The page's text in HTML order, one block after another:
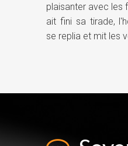
plaisanter avec les
ait fini sa tirade,
se replia et mit les